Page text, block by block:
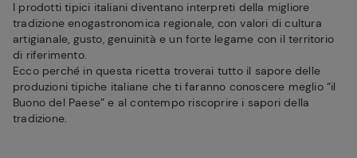
I prodotti tipici italiani diventano interpreti della migliore
tradizione enogastronomica regionale, con valori di cultura
artigianale, gusto, genuinità e un forte legame con il territorio
di riferimento.
Ecco perché in questa ricetta troverai tutto il sapore delle
produzioni tipiche italiane che ti faranno conoscere meglio “il
Buono del Paese” e al contempo riscoprire i sapori della
tradizione.